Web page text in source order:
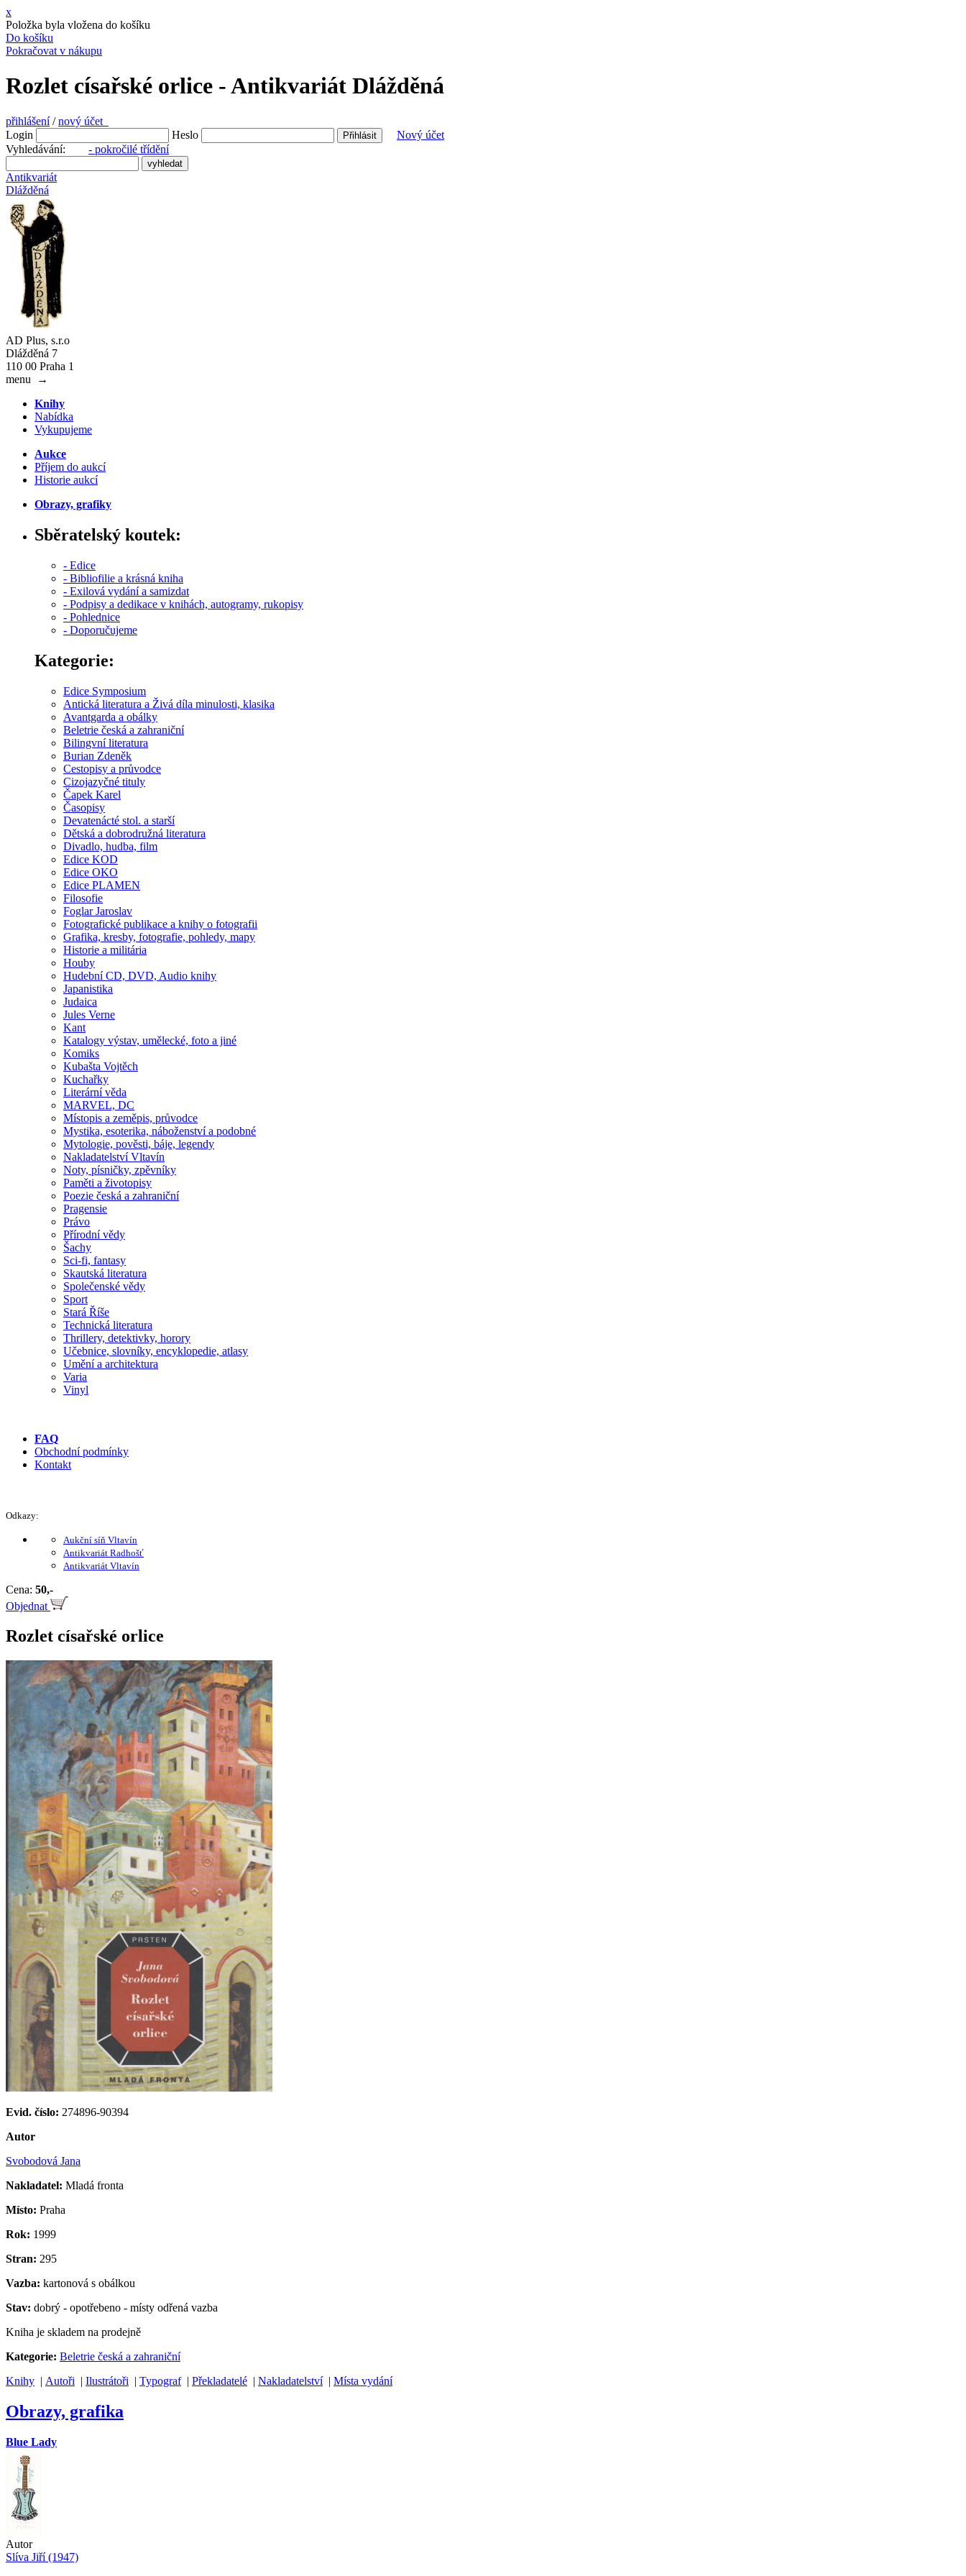
x
Položka byla vložena do košíku
Do košíku
Pokračovat v nákupu
Rozlet císařské orlice - Antikvariát Dlážděná
přihlášení/nový účet
Login
Heslo
Nový účet
Vyhledávání: - pokročilé třídění
Antikvariát
Dlážděná
AD Plus, s.r.o
Dlážděná 7
110 00 Praha 1
menu
→
Knihy
Nabídka
Vykupujeme
Aukce
Příjem do aukcí
Historie aukcí
Obrazy, grafiky
Sběratelský koutek:
- Edice
- Bibliofilie a krásná kniha
- Exilová vydání a samizdat
- Podpisy a dedikace v knihách, autogramy, rukopisy
- Pohlednice
- Doporučujeme
Kategorie:
Edice Symposium
Antická literatura a Živá díla minulosti, klasika
Avantgarda a obálky
Beletrie česká a zahraniční
Bilingvní literatura
Burian Zdeněk
Cestopisy a průvodce
Cizojazyčné tituly
Čapek Karel
Časopisy
Devatenácté stol. a starší
Dětská a dobrodružná literatura
Divadlo, hudba, film
Edice KOD
Edice OKO
Edice PLAMEN
Filosofie
Foglar Jaroslav
Fotografické publikace a knihy o fotografii
Grafika, kresby, fotografie, pohledy, mapy
Historie a militária
Houby
Hudební CD, DVD, Audio knihy
Japanistika
Judaica
Jules Verne
Kant
Katalogy výstav, umělecké, foto a jiné
Komiks
Kubašta Vojtěch
Kuchařky
Literární věda
MARVEL, DC
Místopis a zeměpis, průvodce
Mystika, esoterika, náboženství a podobné
Mytologie, pověsti, báje, legendy
Nakladatelství Vltavín
Noty, písničky, zpěvníky
Paměti a životopisy
Poezie česká a zahraniční
Pragensie
Právo
Přírodní vědy
Šachy
Sci-fi, fantasy
Skautská literatura
Společenské vědy
Sport
Stará Říše
Technická literatura
Thrillery, detektivky, horory
Učebnice, slovníky, encyklopedie, atlasy
Umění a architektura
Varia
Vinyl
FAQ
Obchodní podmínky
Kontakt
Odkazy:
Aukční síň Vltavín
Antikvariát Radhošť
Antikvariát Vltavín
Cena: 50,-
Objednat
Rozlet císařské orlice
Evid. číslo: 274896-90394
Autor
Svobodová Jana
Nakladatel: Mladá fronta
Místo: Praha
Rok: 1999
Stran: 295
Vazba: kartonová s obálkou
Stav: dobrý - opotřebeno - místy odřená vazba
Kniha je skladem na prodejně
Kategorie: Beletrie česká a zahraniční
Knihy | Autoři | Ilustrátoři | Typograf| Překladatelé | Nakladatelství| Místa vydání
Obrazy, grafika
Blue Lady
Autor
Slíva Jiří (1947)